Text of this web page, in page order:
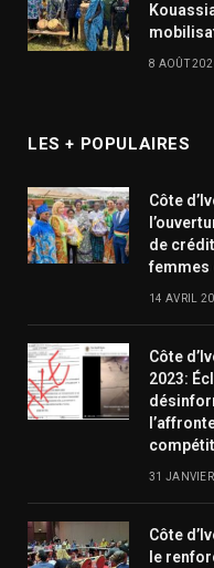
8 AOÛT
LES + POPULAIRES
Côte
de
femmes
14 AVRIL
Côte
2023:
31
Côte
le